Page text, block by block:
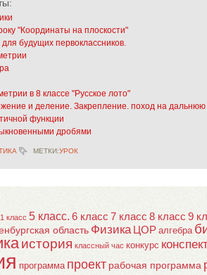
"Координаты на плоскости"
будущих первоклассников.
в 8 классе "Русское лото"
и деление. Закрепление. поход на дальнюю
функции
дробями
МЕТКИ:УРОК
1 класс 5 класс. 6 класс 7 класс 8 класс 9
область Физика ЦОР алгебра
история классный час конкурс
программа проект рабочая программа